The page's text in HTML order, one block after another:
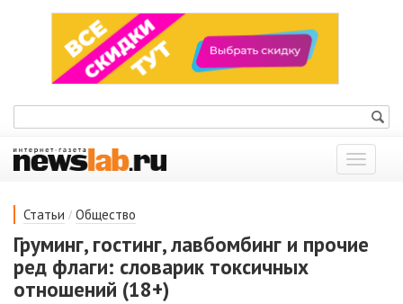
Показать
меню
Статьи / Общество
Груминг, гостинг, лавбомбинг и прочие
ред флаги: словарик токсичных
отношений (18+)